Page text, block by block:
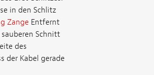
in den Schlitz
Zange Entfernt
Schnitt
des
der Kabel gerade